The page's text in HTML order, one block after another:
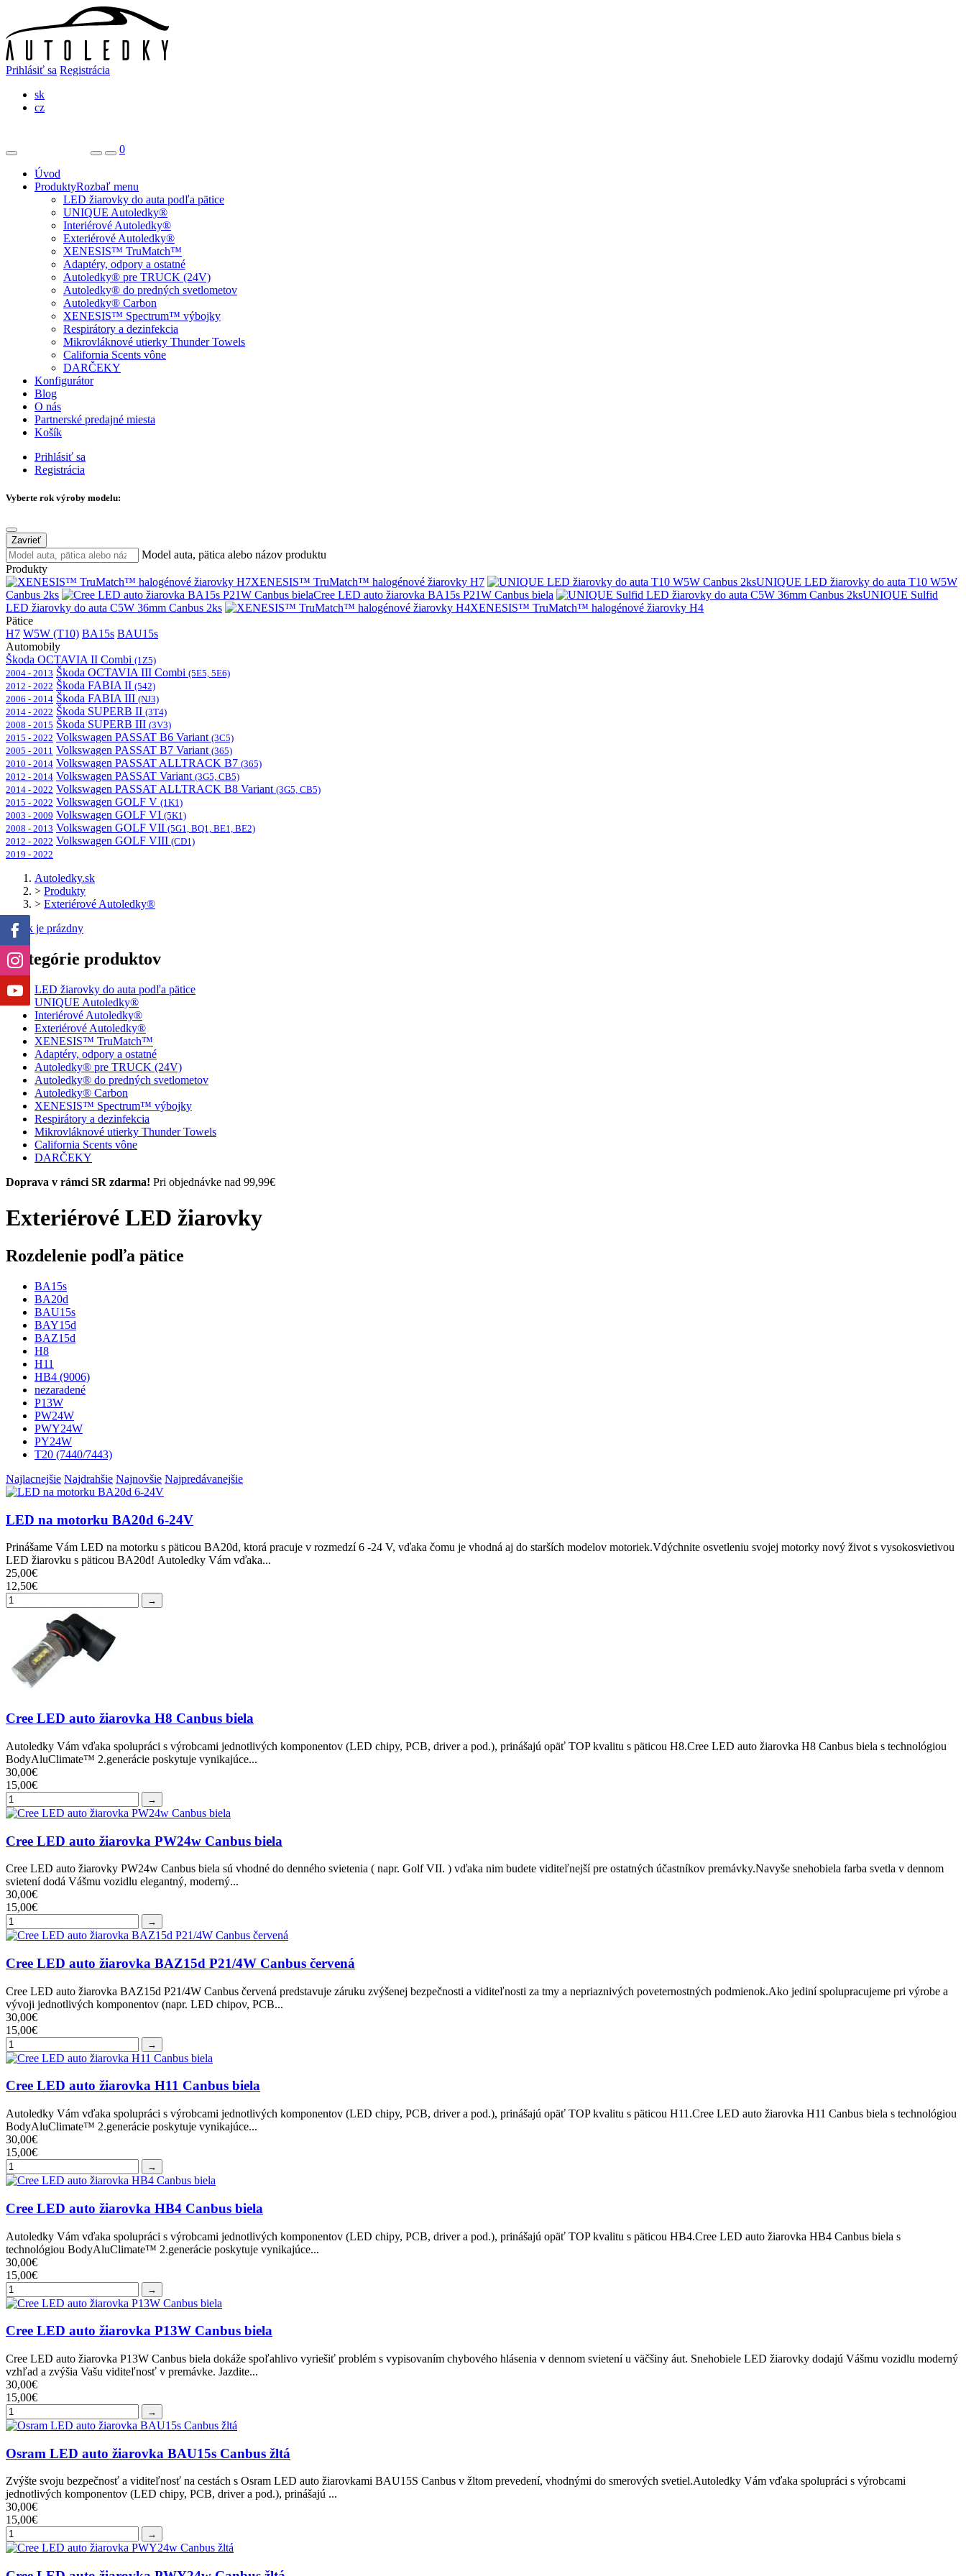
Prihlásiť sa Registrácia
sk
cz
0
Úvod
ProduktyRozbaľ menu
LED žiarovky do auta podľa pätice
UNIQUE Autoledky®
Interiérové Autoledky®
Exteriérové Autoledky®
XENESIS™ TruMatch™
Adaptéry, odpory a ostatné
Autoledky® pre TRUCK (24V)
Autoledky® do predných svetlometov
Autoledky® Carbon
XENESIS™ Spectrum™ výbojky
Respirátory a dezinfekcia
Mikrovláknové utierky Thunder Towels
California Scents vône
DARČEKY
Konfigurátor
Blog
O nás
Partnerské predajné miesta
Košík
Prihlásiť sa
Registrácia
Vyberte rok výroby modelu:
Zavrieť
Model auta, pätica alebo názov produktu
Produkty
XENESIS™ TruMatch™ halogénové žiarovky H7
UNIQUE LED žiarovky do auta T10 W5W
Canbus 2ks
Cree LED auto žiarovka BA15s P21W Canbus biela
UNIQUE Sulfid
LED žiarovky do auta C5W 36mm Canbus 2ks
XENESIS™ TruMatch™ halogénové žiarovky H4
Pätice
H7 W5W (T10) BA15s BAU15s
Automobily
Škoda OCTAVIA II Combi (1Z5)
2004 - 2013 Škoda OCTAVIA III Combi (5E5, 5E6)
2012 - 2022 Škoda FABIA II (542)
2006 - 2014 Škoda FABIA III (NJ3)
2014 - 2022 Škoda SUPERB II (3T4)
2008 - 2015 Škoda SUPERB III (3V3)
2015 - 2022 Volkswagen PASSAT B6 Variant (3C5)
2005 - 2011 Volkswagen PASSAT B7 Variant (365)
2010 - 2014 Volkswagen PASSAT ALLTRACK B7 (365)
2012 - 2014 Volkswagen PASSAT Variant (3G5, CB5)
2014 - 2022 Volkswagen PASSAT ALLTRACK B8 Variant (3G5, CB5)
2015 - 2022 Volkswagen GOLF V (1K1)
2003 - 2009 Volkswagen GOLF VI (5K1)
2008 - 2013 Volkswagen GOLF VII (5G1, BQ1, BE1, BE2)
2012 - 2022 Volkswagen GOLF VIII (CD1)
2019 - 2022
Autoledky.sk
> Produkty
> Exteriérové Autoledky®
Košík je prázdny
Kategórie produktov
LED žiarovky do auta podľa pätice
UNIQUE Autoledky®
Interiérové Autoledky®
Exteriérové Autoledky®
XENESIS™ TruMatch™
Adaptéry, odpory a ostatné
Autoledky® pre TRUCK (24V)
Autoledky® do predných svetlometov
Autoledky® Carbon
XENESIS™ Spectrum™ výbojky
Respirátory a dezinfekcia
Mikrovláknové utierky Thunder Towels
California Scents vône
DARČEKY
Doprava v rámci SR zdarma! Pri objednávke nad 99,99€
Exteriérové LED žiarovky
Rozdelenie podľa pätice
BA15s
BA20d
BAU15s
BAY15d
BAZ15d
H8
H11
HB4 (9006)
nezaradené
P13W
PW24W
PWY24W
PY24W
T20 (7440/7443)
Najlacnejšie Najdrahšie Najnovšie Najpredávanejšie
LED na motorku BA20d 6-24V
Prinášame Vám LED na motorku s päticou BA20d, ktorá pracuje v rozmedzí 6 -24 V, vďaka čomu je vhodná aj do starších modelov motoriek.Vdýchnite osvetleniu svojej motorky nový život s vysokosvietivou
LED žiarovku s päticou BA20d! Autoledky Vám vďaka...
25,00€
12,50€
→
Cree LED auto žiarovka H8 Canbus biela
Autoledky Vám vďaka spolupráci s výrobcami jednotlivých komponentov (LED chipy, PCB, driver a pod.), prinášajú opäť TOP kvalitu s päticou H8.Cree LED auto žiarovka H8 Canbus biela s technológiou
BodyAluClimate™ 2.generácie poskytuje vynikajúce...
30,00€
15,00€
→
Cree LED auto žiarovka PW24w Canbus biela
Cree LED auto žiarovky PW24w Canbus biela sú vhodné do denného svietenia ( napr. Golf VII. ) vďaka nim budete viditeľnejší pre ostatných účastníkov premávky.Navyše snehobiela farba svetla v dennom
svietení dodá Vášmu vozidlu elegantný, moderný...
30,00€
15,00€
→
Cree LED auto žiarovka BAZ15d P21/4W Canbus červená
Cree LED auto žiarovka BAZ15d P21/4W Canbus červená predstavuje záruku zvýšenej bezpečnosti a viditeľnosti za tmy a nepriaznivých poveternostných podmienok.Ako jediní spolupracujeme pri výrobe a
vývoji jednotlivých komponentov (napr. LED chipov, PCB...
30,00€
15,00€
→
Cree LED auto žiarovka H11 Canbus biela
Autoledky Vám vďaka spolupráci s výrobcami jednotlivých komponentov (LED chipy, PCB, driver a pod.), prinášajú opäť TOP kvalitu s päticou H11.Cree LED auto žiarovka H11 Canbus biela s technológiou
BodyAluClimate™ 2.generácie poskytuje vynikajúce...
30,00€
15,00€
→
Cree LED auto žiarovka HB4 Canbus biela
Autoledky Vám vďaka spolupráci s výrobcami jednotlivých komponentov (LED chipy, PCB, driver a pod.), prinášajú opäť TOP kvalitu s päticou HB4.Cree LED auto žiarovka HB4 Canbus biela s
technológiou BodyAluClimate™ 2.generácie poskytuje vynikajúce...
30,00€
15,00€
→
Cree LED auto žiarovka P13W Canbus biela
Cree LED auto žiarovka P13W Canbus biela dokáže spoľahlivo vyriešiť problém s vypisovaním chybového hlásenia v dennom svietení u väčšiny áut. Snehobiele LED žiarovky dodajú Vášmu vozidlu moderný
vzhľad a zvýšia Vašu viditeľnosť v premávke. Jazdite...
30,00€
15,00€
→
Osram LED auto žiarovka BAU15s Canbus žltá
Zvýšte svoju bezpečnosť a viditeľnosť na cestách s Osram LED auto žiarovkami BAU15S Canbus v žltom prevedení, vhodnými do smerových svetiel.Autoledky Vám vďaka spolupráci s výrobcami
jednotlivých komponentov (LED chipy, PCB, driver a pod.), prinášajú ...
30,00€
15,00€
→